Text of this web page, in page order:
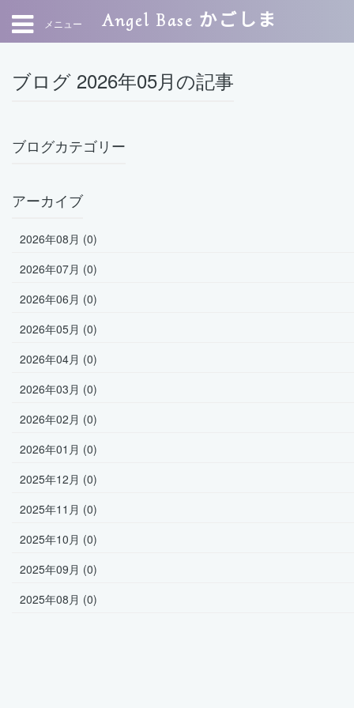
メニュー Angel Base かごしま
ブログ 2026年05月の記事
ブログカテゴリー
アーカイブ
2026年08月 (0)
2026年07月 (0)
2026年06月 (0)
2026年05月 (0)
2026年04月 (0)
2026年03月 (0)
2026年02月 (0)
2026年01月 (0)
2025年12月 (0)
2025年11月 (0)
2025年10月 (0)
2025年09月 (0)
2025年08月 (0)